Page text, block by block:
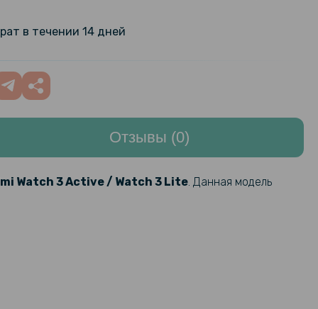
с поддержкой беспроводной
чехол накладка Clear Case для
13C 4G с металлическим
и защитой для камеры
для смарт-часов Xiaomi
3 Active
189 грн
SoftGlass Full Cover для
в течении 14 дней
Отзывы (0)
Watch 3 Active / Watch 3 Lite . Данная модель